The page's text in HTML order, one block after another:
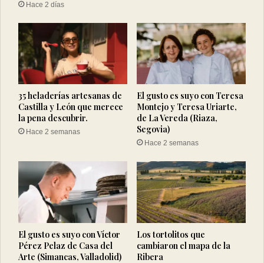
Hace 2 días
35 heladerías artesanas de
Castilla y León que merece
la pena descubrir.
Hace 2 semanas
El gusto es suyo con Teresa
Montejo y Teresa Uriarte,
de La Vereda (Riaza,
Segovia)
Hace 2 semanas
El gusto es suyo con Víctor
Pérez Pelaz de Casa del
Arte (Simancas, Valladolid)
Los tortolitos que
cambiaron el mapa de la
Ribera